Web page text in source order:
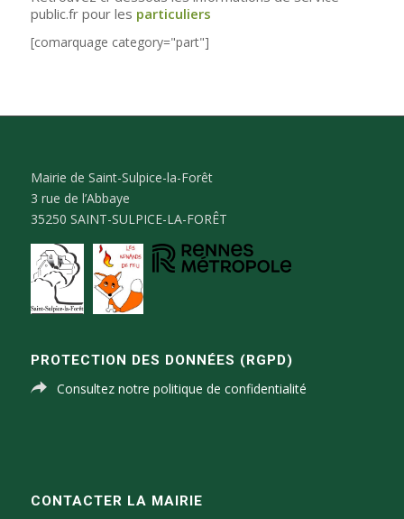
public.fr pour les particuliers
[comarquage category="part"]
Mairie de Saint-Sulpice-la-Forêt
3 rue de l’Abbaye
35250 SAINT-SULPICE-LA-FORÊT
PROTECTION DES DONNÉES (RGPD)
Consultez notre politique de confidentialité
CONTACTER LA MAIRIE